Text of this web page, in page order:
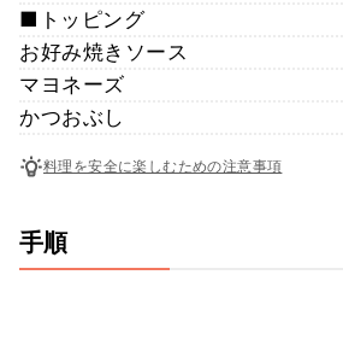
■トッピング
お好み焼きソース
マヨネーズ
かつおぶし
料理を安全に楽しむための注意事項
手順